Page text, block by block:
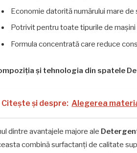
Economie datorită numărului mare de
Potrivit pentru toate tipurile de
Formula concentrată care reduce
și tehnologia din spatele
Citește și despre: Alegerea
dintre avantajele majore ale
combină surfactanți de calitate